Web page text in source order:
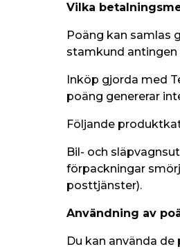
Vilka
Poäng kan samlas
stamkund antingen
Inköp gjorda med
poäng genererar
Följande
Bil- och
förpackningar
posttjänster).
Användning av
Du kan använda